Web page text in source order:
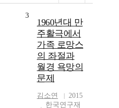
3
1960년대 만
주활극에서
가족 로망스
의 좌절과
월경 욕망의
문제
김소연
2015
한국연구재